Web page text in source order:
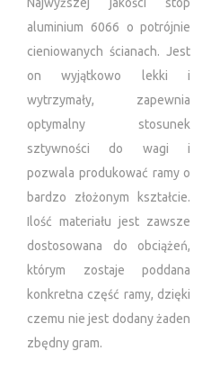
aluminium 6066 o potrójnie
cieniowanych ścianach. Jest
on wyjątkowo lekki i
wytrzymały, zapewnia
optymalny stosunek
sztywności do wagi i
pozwala produkować ramy o
bardzo złożonym kształcie.
Ilość materiału jest zawsze
dostosowana do obciążeń,
którym zostaje poddana
konkretna część ramy, dzięki
czemu nie jest dodany żaden
zbędny gram.